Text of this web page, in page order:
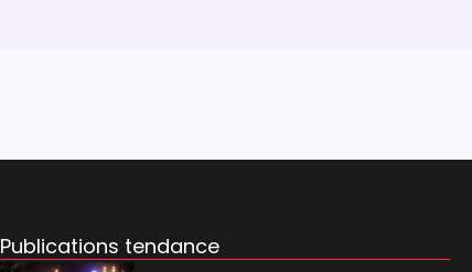
Publications tendance